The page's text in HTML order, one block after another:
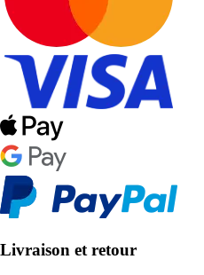
Livraison et retour